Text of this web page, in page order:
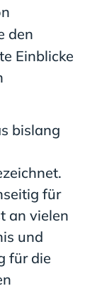
den
Einblicke
bislang
g für
an vielen
und
für die